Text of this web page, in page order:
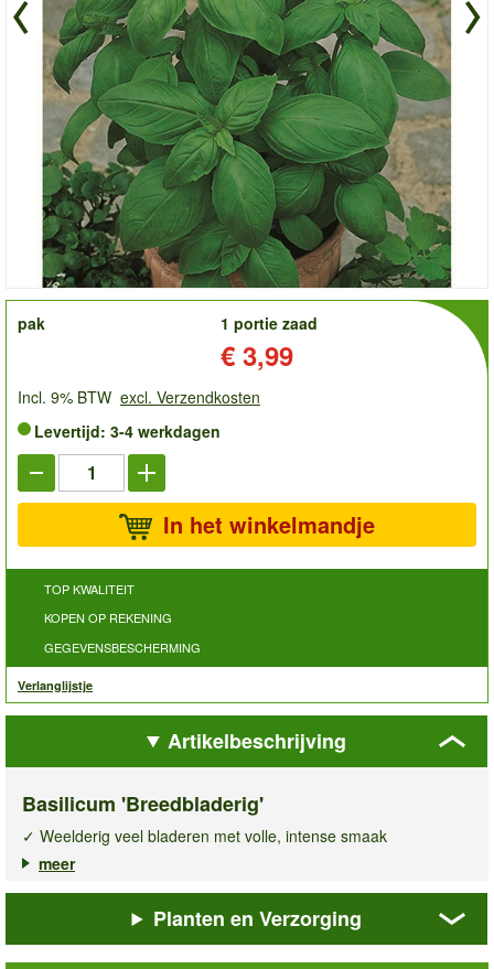
order
pak
1 portie zaad
€ 3,99
Incl. 9% BTW excl. Verzendkosten
Levertijd: 3-4 werkdagen
In het winkelmandje
TOP KWALITEIT
KOPEN OP REKENING
GEGEVENSBESCHERMING
Verlanglijstje
Artikelbeschrijving
Basilicum 'Breedbladerig'
✓ Weelderig veel bladeren met volle, intense smaak
✓ Populair & aromatisch keukenkruid
breedbladerigis een éénjarige basilicumsoort met
grote, brede bladeren die barsten van smaak en aroma. De
plant vormt voortdurend nieuwe scheuten, waardoor u keer op
meer
Planten en Verzorging